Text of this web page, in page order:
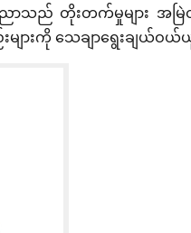
ညာသည် တိုးတက်မှုများ
များကို သေချာရွေးချယ်